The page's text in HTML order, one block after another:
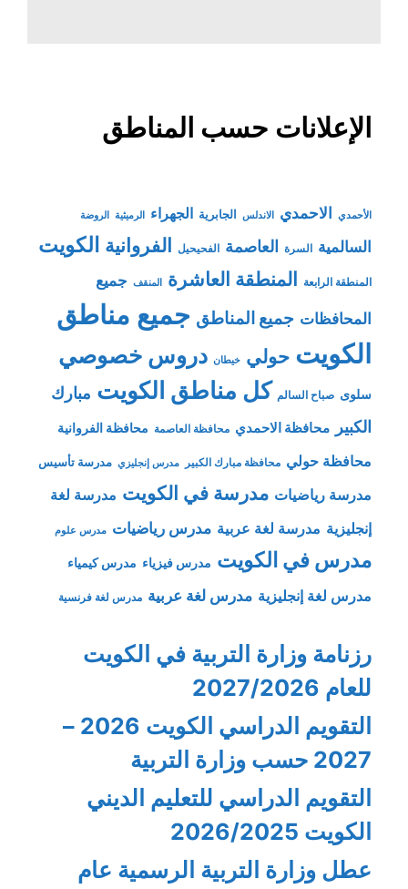
الإعلانات حسب المناطق
الأحمدي الاحمدي الاندلس الجابرية الجهراء الرميثية الروضة
السالمية السرة العاصمة الفحيحيل الفروانية الكويت
المنطقة الرابعة المنطقة العاشرة المنقف جميع
المحافظات جميع المناطق جميع مناطق
الكويت حولي خيطان دروس خصوصي
سلوى صباح السالم كل مناطق الكويت مبارك
الكبير
محافظة الاحمدي محافظة العاصمة محافظة الفروانية
محافظة حولي محافظة مبارك الكبير مدرس إنجليزي مدرسة تأسيس
مدرسة رياضيات مدرسة في الكويت مدرسة لغة
إنجليزية مدرسة لغة عربية مدرس رياضيات مدرس علوم
مدرس في الكويت مدرس فيزياء مدرس كيمياء
مدرس لغة إنجليزية مدرس لغة عربية مدرس لغة فرنسية
رزنامة وزارة التربية في الكويت
للعام 2027/2026
التقويم الدراسي الكويت 2026 –
2027 حسب وزارة التربية
التقويم الدراسي للتعليم الديني
الكويت 2026/2025
عطل وزارة التربية الرسمية عام